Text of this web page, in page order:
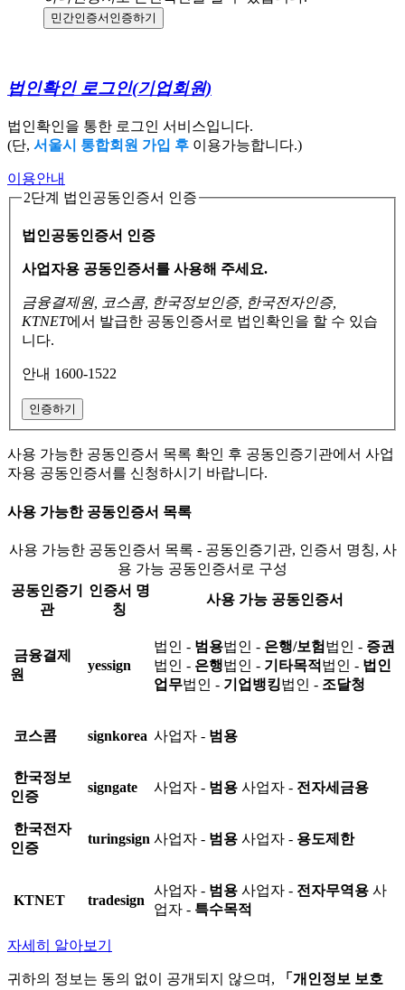
민간인증서 인증하기
법인확인 로그인(기업회원)
법인확인을 통한 로그인 서비스입니다.
(단, 서울시 통합회원 가입 후 이용가능합니다.)
이용안내
2단계 법인공동인증서 인증
법인공동인증서 인증
사업자용 공동인증서를 사용해 주세요.
금융결제원, 코스콤, 한국정보인증, 한국전자인증,
KTNET에서 발급한 공동인증서로 법인확인을 할 수 있습
니다.
안내 1600-1522
인증하기
사용 가능한 공동인증서 목록 확인 후 공동인증기관에서 사업
자용 공동인증서를 신청하시기 바랍니다.
사용 가능한 공동인증서 목록
사용 가능한 공동인증서 목록 - 공동인증기관, 인증서 명칭, 사
용 가능 공동인증서로 구성
공동인증기
관
인증서 명
칭
사용 가능 공동인증서
금융결제
원
yessign
법인 - 범용법인 - 은행/보험 법인 - 증권
법인 - 은행법인 - 기타목적 법인 - 법인
업무법인 - 기업뱅킹법인 - 조달청
코스콤 signkorea 사업자 - 범용
한국정보
인증
signgate 사업자 - 범용 사업자 - 전자세금용
한국전자
인증
turingsign 사업자 - 범용 사업자 - 용도제한
KTNET tradesign
사업자 - 범용 사업자 - 전자무역용 사
업자 - 특수목적
자세히 알아보기
귀하의 정보는 동의 없이 공개되지 않으며,
「개인정보 보호